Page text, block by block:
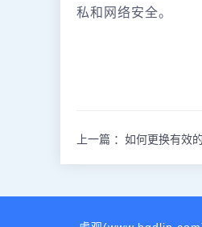
私和网络安全。
上一篇 ： 如何更换有效